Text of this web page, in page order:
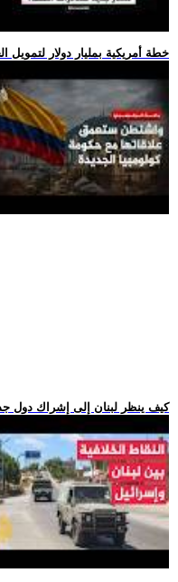
.. خطة أمريكية بمليار دولار
.. كيف ينظر لبنان إلى إشراك دول